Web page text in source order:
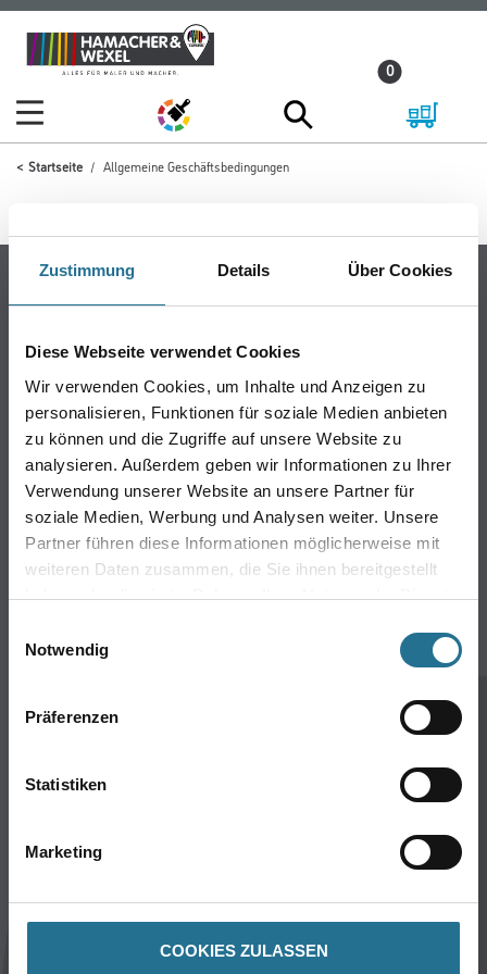
Zustimmung Details Über Cookies
Diese Webseite verwendet Cookies
Wir verwenden Cookies, um Inhalte und Anzeigen zu
personalisieren, Funktionen für soziale Medien anbieten
zu können und die Zugriffe auf unsere Website zu
analysieren. Außerdem geben wir Informationen zu Ihrer
Verwendung unserer Website an unsere Partner für
soziale Medien, Werbung und Analysen weiter. Unsere
Partner führen diese Informationen möglicherweise mit
weiteren Daten zusammen, die Sie ihnen bereitgestellt
haben oder die sie im Rahmen Ihrer Nutzung der Dienste
Notwendig
Präferenzen
Statistiken
Marketing
COOKIES ZULASSEN
Zum
Inhalt
Zum
Navigationsmenü
0
Startseite Allgemeine Geschäftsbedingungen
Online-Shop
WDVS-Systeme
Trockenbau
Putze & Spachtelmassen
Bodenbeläge
Wand- & Deckenbeläge
Werkzeug & Maschinen
Verbrauchmaterialien
CMS GRUPPE COMPANY
Bodenbeläge
Hamsta
AGB